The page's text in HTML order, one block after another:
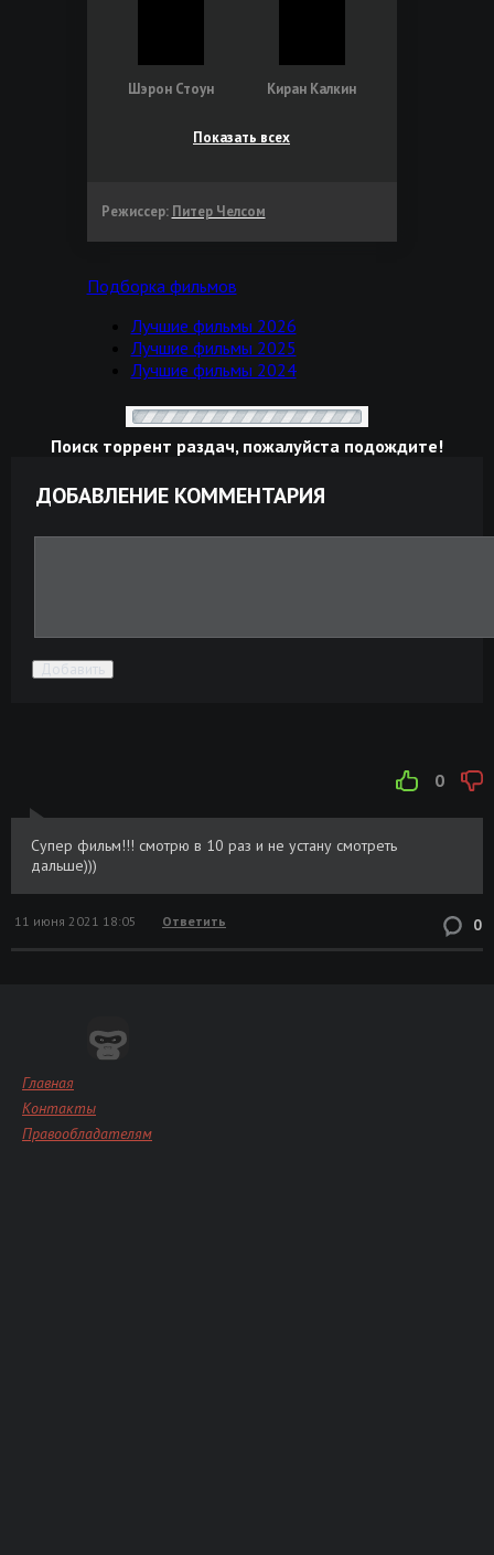
Шэрон Стоун Киран Калкин
Показать всех
Режиссер: Питер Челсом
Подборка фильмов
Лучшие фильмы 2026
Лучшие фильмы 2025
Лучшие фильмы 2024
Поиск торрент раздач, пожалуйста подождите!
ДОБАВЛЕНИЕ КОММЕНТАРИЯ
Добавить
0
Супер фильм!!! смотрю в 10 раз и не устану смотреть
дальше)))
0
11 июня 2021 18:05 Ответить
Главная
Контакты
Правообладателям